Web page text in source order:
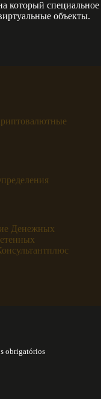
который специальное
объекты.
Денежных
obrigatórios